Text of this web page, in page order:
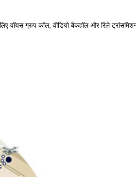
वॉयस ग्रुप कॉल, वीडियो बैकहॉल और रिले